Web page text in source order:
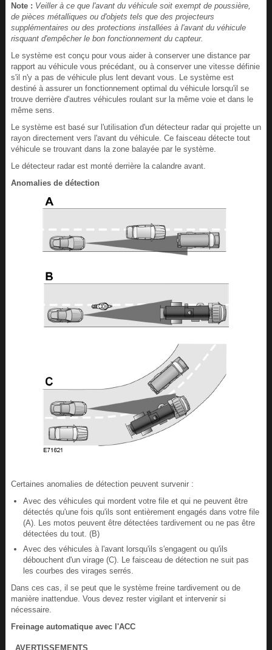
Note : Veiller à ce que l'avant du véhicule soit exempt de poussière,
de pièces métalliques ou d'objets tels que des projecteurs
supplémentaires ou des protections installées à l'avant du véhicule
risquant d'empêcher le bon fonctionnement du capteur.
Le système est conçu pour vous aider à conserver une distance par
rapport au véhicule vous précédant, ou à conserver une vitesse définie
s'il n'y a pas de véhicule plus lent devant vous. Le système est
destiné à assurer un fonctionnement optimal du véhicule lorsqu'il se
trouve derrière d'autres véhicules roulant sur la même voie et dans le
même sens.
Le système est basé sur l'utilisation d'un détecteur radar qui projette un
rayon directement vers l'avant du véhicule. Ce faisceau détecte tout
véhicule se trouvant dans la zone balayée par le système.
Le détecteur radar est monté derrière la calandre avant.
Anomalies de détection
Certaines anomalies de détection peuvent survenir :
Avec des véhicules qui mordent votre file et qui ne peuvent être
détectés qu'une fois qu'ils sont entièrement engagés dans votre file
(A). Les motos peuvent être détectées tardivement ou ne pas être
détectées du tout. (B)
Avec des véhicules à l'avant lorsqu'ils s'engagent ou qu'ils
débouchent d'un virage (C). Le faisceau de détection ne suit pas
les courbes des virages serrés.
Dans ces cas, il se peut que le système freine tardivement ou de
manière inattendue. Vous devez rester vigilant et intervenir si
nécessaire.
Freinage automatique avec l'ACC
AVERTISSEMENTS